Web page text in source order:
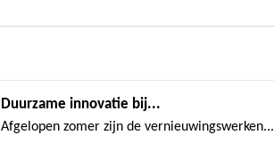
Duurzame innovatie bij...
Afgelopen zomer zijn de vernieuwingswerken...